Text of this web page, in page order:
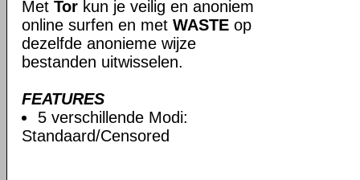
Met Tor kun je veilig en anoniem
online surfen en met WASTE op
dezelfde anonieme wijze
bestanden uitwisselen.
FEATURES
5 verschillende Modi:
Standaard/Censored